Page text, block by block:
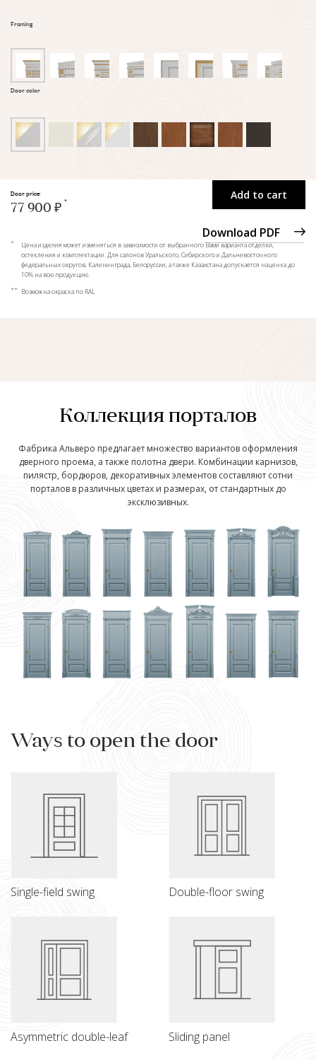
Framing
Door color
Add to cart
Download PDF
Door price:
77 900 ₽
*
Цена изделия может изменяться в зависимости от выбранного Вами варианта отделки,
остекления и комплектации. Для салонов Уральского, Сибирского и Дальневосточного
федеральных округов, Калининграда, Белоруссии, а также Казахстана допускается наценка до
10% на всю продукцию.
** Возможна окраска по RAL
Коллекция порталов
Фабрика Альверо предлагает множество вариантов оформления
дверного проема, а также полотна двери. Комбинации карнизов,
пилястр, бордюров, декоративных элементов составляют сотни
порталов в различных цветах и размерах, от стандартных до
эксклюзивных.
Ways to open the door
Single-field swing Double-floor swing
Asymmetric double-leaf Sliding panel